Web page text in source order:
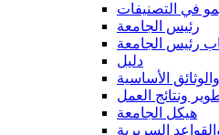
في التصنيفات
رئيس الجامعة
رئيس الجامعة
دليل
والوثائق الأساسية
ونتائج العمل
هيكل الجامعة
السريرية